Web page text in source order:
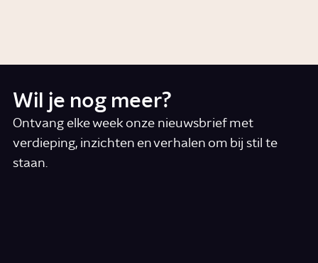
Wil je nog meer?
Ontvang elke week onze nieuwsbrief met
verdieping, inzichten en verhalen om bij stil te
staan.